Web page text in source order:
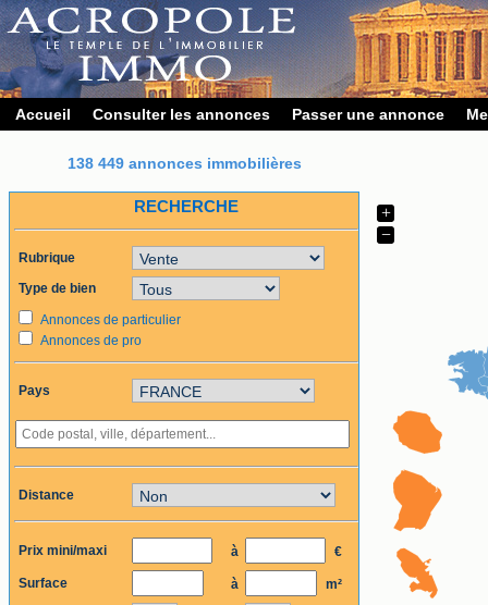
Accueil Consulter les annonces Passer une annonce
138 449 annonces immobilières
RECHERCHE
Rubrique
Type de bien
Annonces de particulier
Annonces de pro
Pays
Distance
Prix mini/maxi à €
Surface à
m²
+
−